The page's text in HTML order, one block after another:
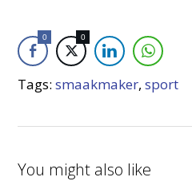
0 0
Tags:smaakmaker,sport
You might also like